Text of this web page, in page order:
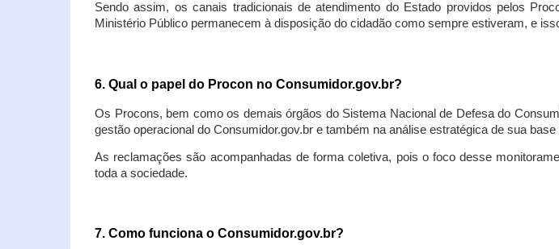
Sendo assim, os canais tradicionais de atendimento do Estado providos pelos
Ministério Público permanecem à disposição do cidadão como sempre estiveram, e
6. Qual o papel do Procon no Consumidor.gov.br?
Os Procons, bem como os demais órgãos do Sistema Nacional de Defesa do
gestão operacional do Consumidor.gov.br e também na análise estratégica de sua base
As reclamações são acompanhadas de forma coletiva, pois o foco desse
toda a sociedade.
7. Como funciona o Consumidor.gov.br?